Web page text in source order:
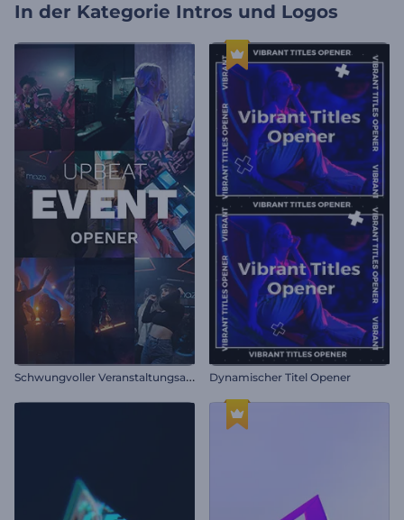
In der Kategorie Intros und Logos
S
chwungvoller Veranstaltungsauftakt Dynamischer Titel Opener